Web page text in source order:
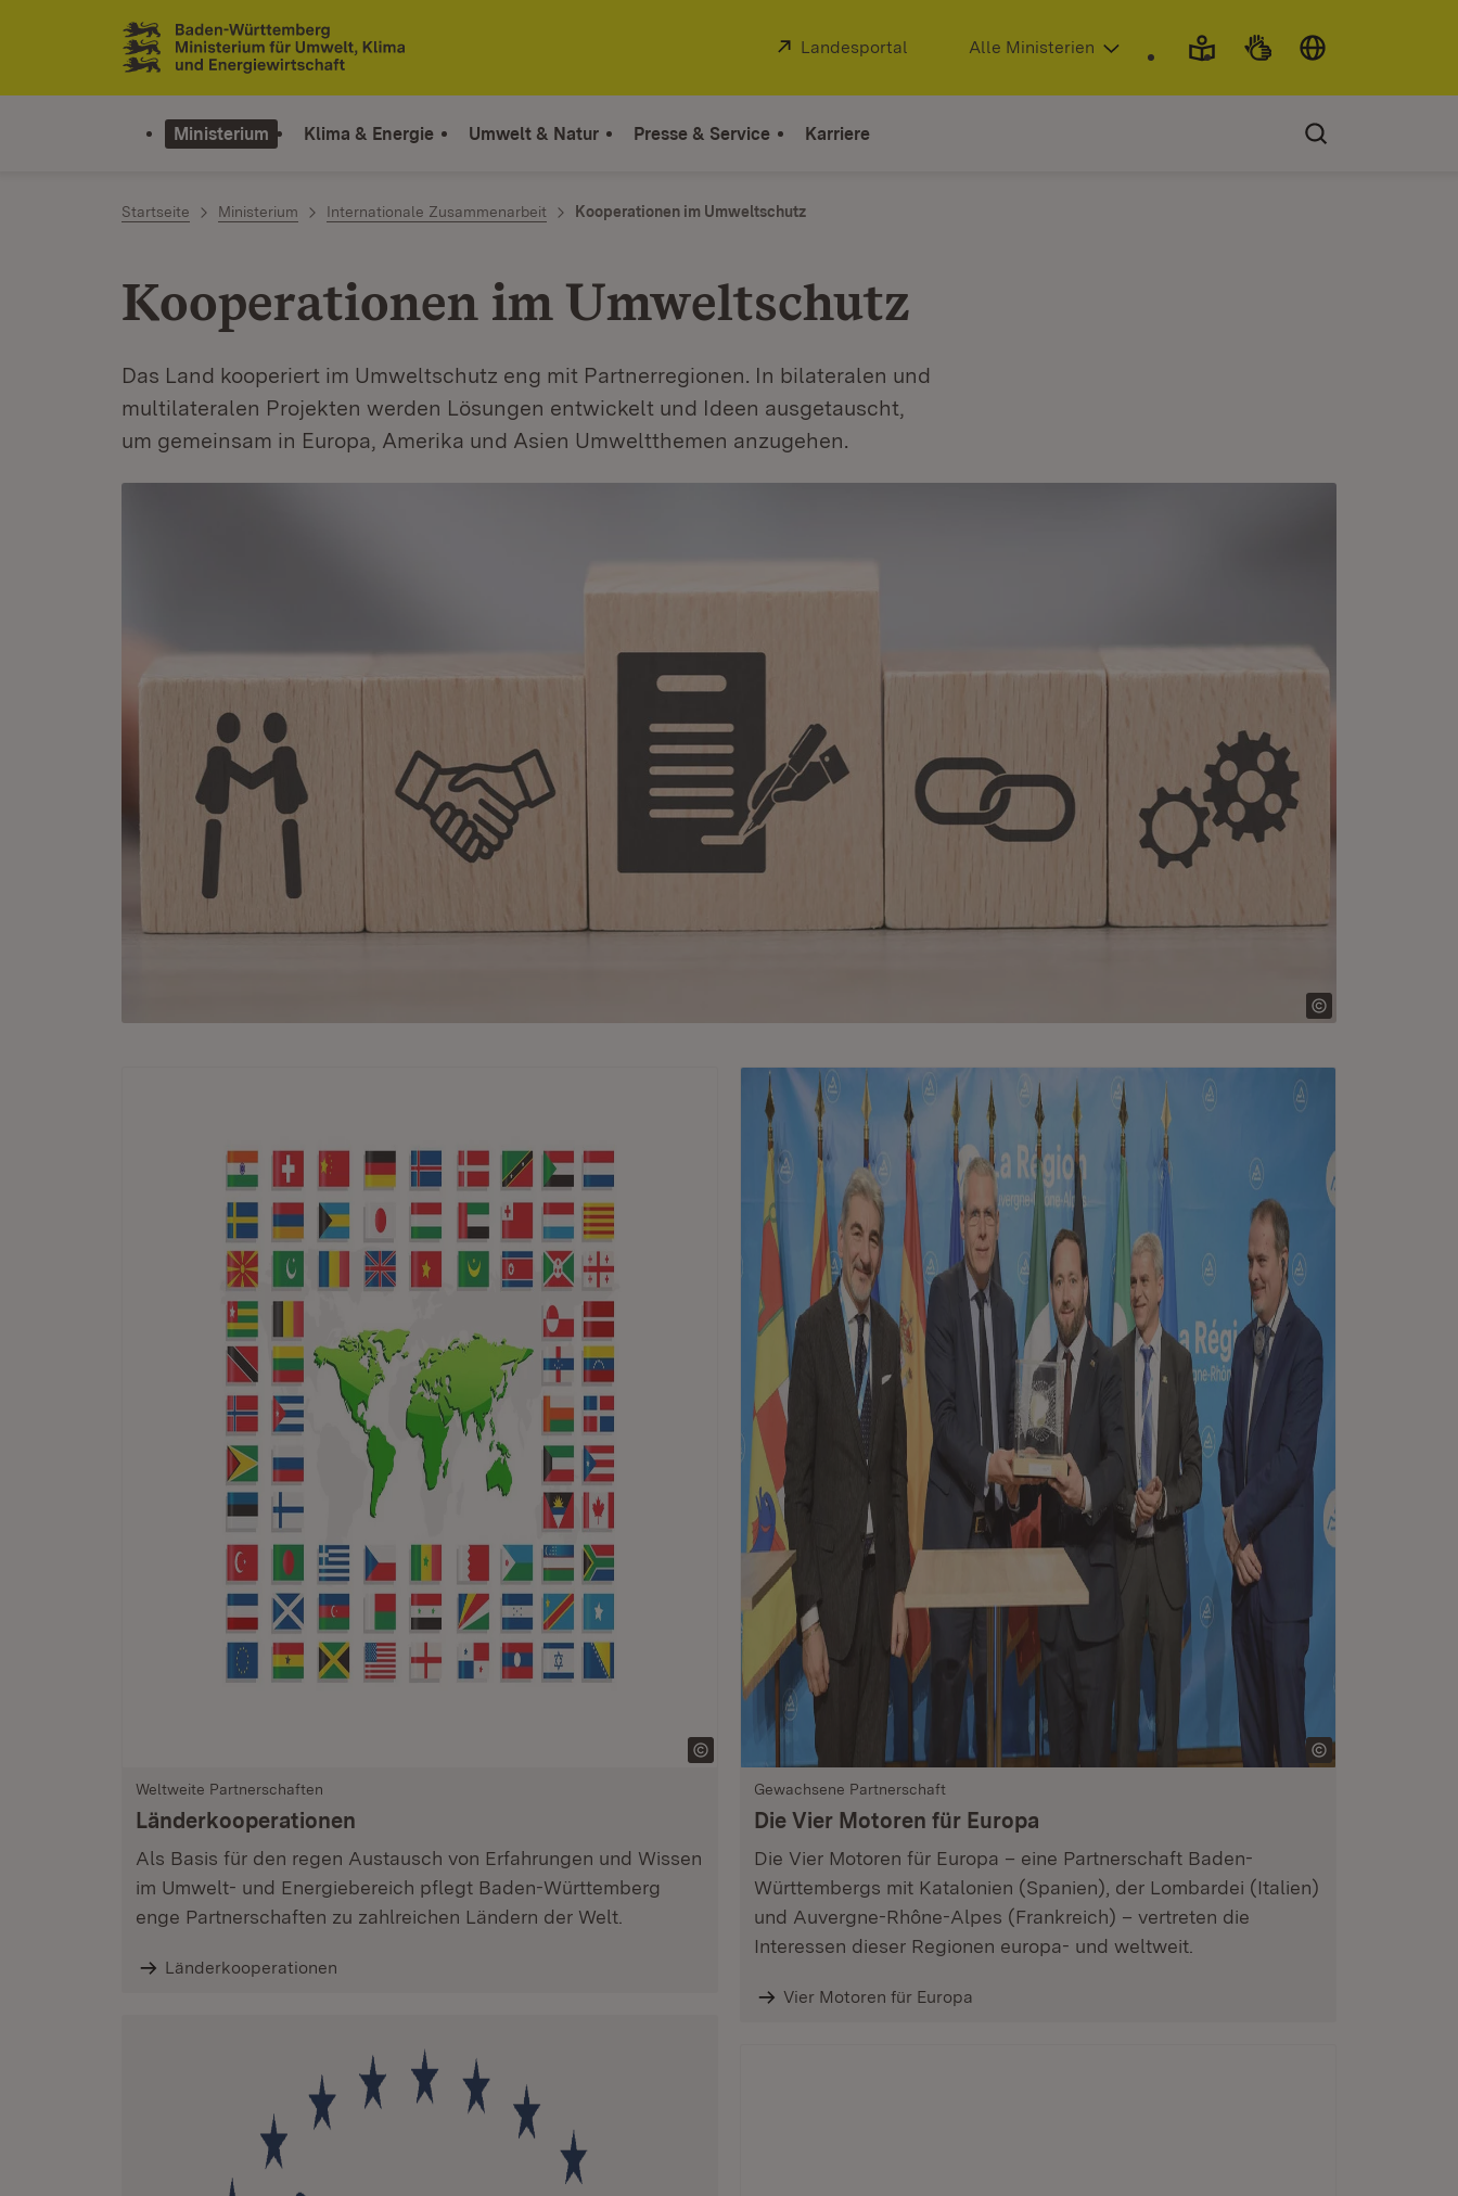
Zum Inhalt springen
Link zur Startseite
Extern:
Landesportal (Öffnet in neuem Fenster)
Alle Ministerien
Ministerium Klima & Energie Umwelt & Natur Presse & Service Karriere
Startseite Ministerium Internationale Zusammenarbeit Kooperationen im Umweltschutz
Kooperationen im Umweltschutz
Das Land kooperiert im Umweltschutz eng mit Partnerregionen. In bilateralen und
multilateralen Projekten werden Lösungen entwickelt und Ideen ausgetauscht,
um gemeinsam in Europa, Amerika und Asien Umweltthemen anzugehen.
Weltweite Partnerschaften
Länderkooperationen
Als Basis für den regen Austausch von Erfahrungen und Wissen
im Umwelt- und Energiebereich pflegt Baden-Württemberg
enge Partnerschaften zu zahlreichen Ländern der Welt.
Länderkooperationen
Gewachsene Partnerschaft
Die Vier Motoren für Europa
Die Vier Motoren für Europa – eine Partnerschaft Baden-
Württembergs mit Katalonien (Spanien), der Lombardei (Italien)
und Auvergne-Rhône-Alpes (Frankreich) – vertreten die
Interessen dieser Regionen europa- und weltweit.
Vier Motoren für Europa